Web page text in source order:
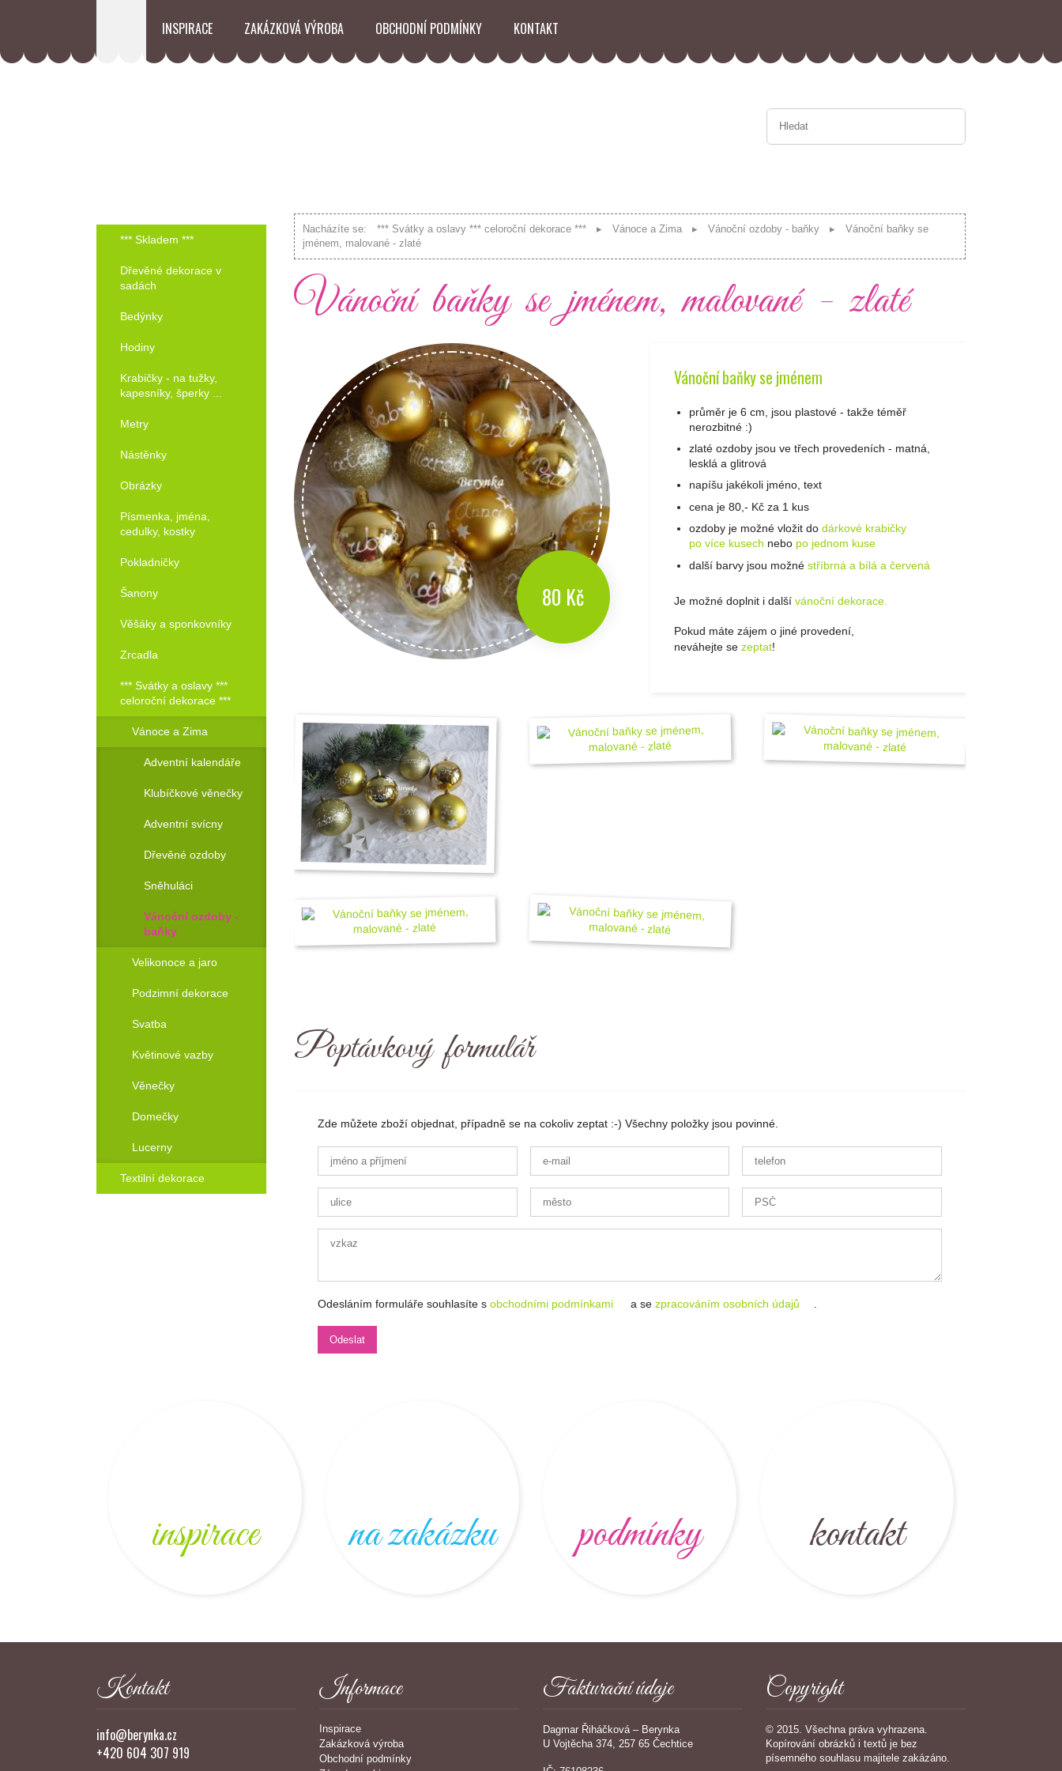
INSPIRACE ZAKÁZKOVÁ VÝROBA OBCHODNÍ PODMÍNKY KONTAKT
Nacházíte se: *** Svátky a oslavy *** celoroční dekorace *** Vánoce a Zima Vánoční ozdoby - baňky
Vánoční baňky se
jménem, malované - zlaté
Vánoční baňky se jménem, malované - zlaté
80 Kč
Vánoční baňky se jménem
průměr je 6 cm, jsou plastové - takže téměř
nerozbitné :)
zlaté ozdoby jsou ve třech provedeních - matná,
lesklá a glitrová
napíšu jakékoli jméno, text
cena je 80,- Kč za 1 kus
ozdoby je možné vložit dodárkové krabičky
po více kusech nebo po jednom kuse
další barvy jsou možnéstříbrná a bílá a červená
Je možné doplnit i další vánoční dekorace.
Pokud máte zájem o jiné provedení,
neváhejte se zeptat!
Objednat!
Poptávkový formulář
Zde můžete zboží objednat, případně se na cokoliv zeptat :-) Všechny položky jsou povinné.
Odesláním formuláře souhlasíte s obchodními podmínkami a se zpracováním osobních údajů
*** Skladem ***
Dřevěné dekorace v
sadách
Bedýnky
Hodiny
Krabičky - na tužky,
kapesníky, šperky ...
Metry
Nástěnky
Obrázky
Písmenka, jména,
cedulky, kostky
Pokladničky
Šanony
Věšáky a sponkovníky
Zrcadla
*** Svátky a oslavy ***
celoroční dekorace ***
Vánoce a Zima
Adventní kalendáře
Klubíčkové věnečky
Adventní svícny
Dřevěné ozdoby
Sněhuláci
Vánoční ozdoby -
baňky
Velikonoce a jaro
Podzimní dekorace
Svatba
Květinové vazby
Věnečky
Domečky
Lucerny
Textilní dekorace
inspirace na zakázku podmínky kontakt
Kontakt
info@berynka.cz
+420 604 307 919
Informace
Inspirace
Zakázková výroba
Obchodní podmínky
Fakturační údaje
Dagmar Řiháčková – Berynka
U Vojtěcha 374, 257 65 Čechtice
Copyright
© 2015. Všechna práva vyhrazena.
Kopírování obrázků i textů je bez
písemného souhlasu majitele zakázáno.